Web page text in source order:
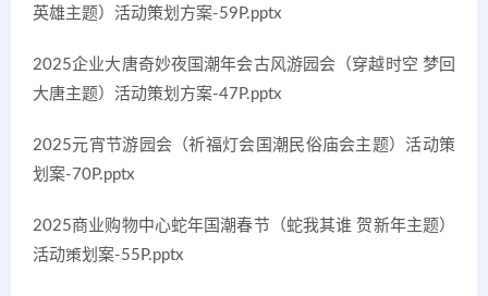
英雄主题）活动策划方案-59P.pptx
2025企业大唐奇妙夜国潮年会古风游园会（穿越时空 梦回
大唐主题）活动策划方案-47P.pptx
2025元宵节游园会（祈福灯会国潮民俗庙会主题）活动策
划案-70P.pptx
2025商业购物中心蛇年国潮春节（蛇我其谁 贺新年主题）
活动策划案-55P.pptx